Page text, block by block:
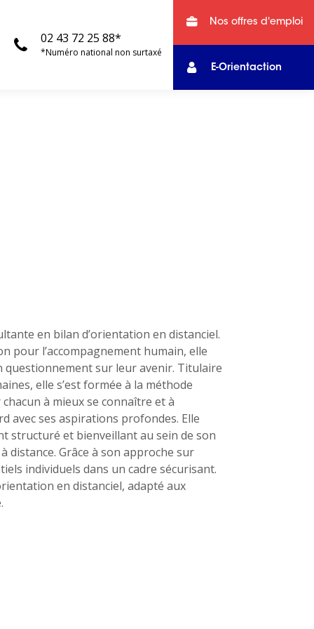
02 43 72 25 88*
*Numéro national non surtaxé
Nos offres d'emploi
E-Orientaction
en bilan d’orientation en distanciel.
pour l’accompagnement humain, elle
questionnement sur leur avenir. Titulaire
elle s’est formée à la méthode
à mieux se connaître et à
avec ses aspirations profondes. Elle
structuré et bienveillant au sein de son
distance. Grâce à son approche sur
individuels dans un cadre sécurisant.
en distanciel, adapté aux